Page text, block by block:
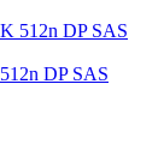
DP SAS